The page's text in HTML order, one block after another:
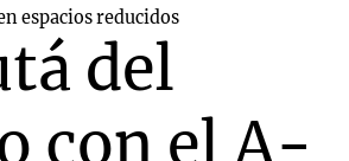
espacios reducidos
del
con el A-